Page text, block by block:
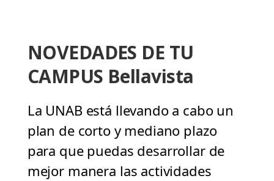
NOVEDADES DE TU
CAMPUS Bellavista
La UNAB está llevando a cabo un
plan de corto y mediano plazo
para que puedas desarrollar de
mejor manera las actividades